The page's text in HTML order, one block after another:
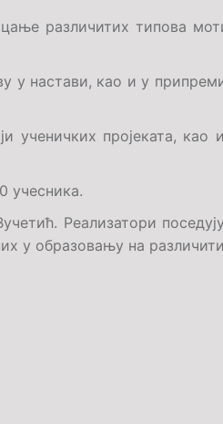
различитих типова
у настави, као и у
ученичких пројеката, као
учесника.
. Реализатори
у образовању на